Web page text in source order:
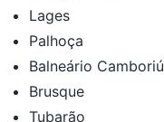
Lages
Palhoça
Balneário Camboriú
Brusque
Tubarão